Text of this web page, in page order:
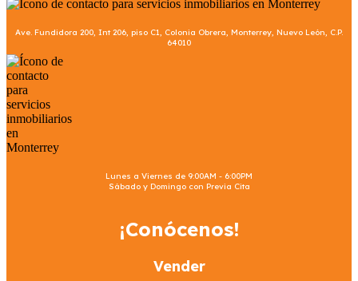
Ave. Fundidora 200, Int 206, piso C1, Colonia Obrera, Monterrey, Nuevo León, C.P.
64010
Lunes a Viernes de 9:00AM - 6:00PM
Sábado y Domingo con Previa Cita
¡Conócenos!
Vender